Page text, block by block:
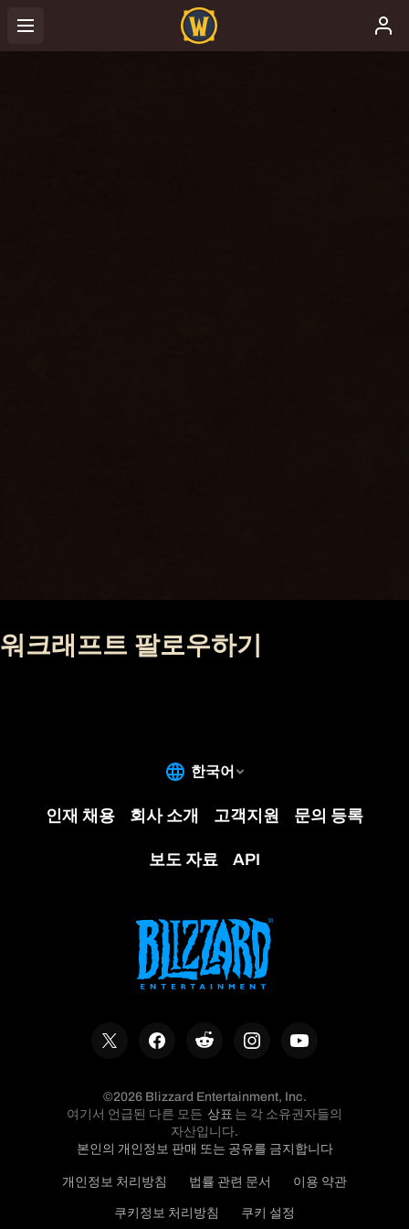
워크래프트 팔로우하기